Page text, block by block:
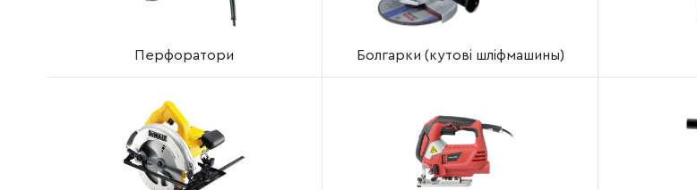
Перфоратори Болгарки (кутові шліфмашины)